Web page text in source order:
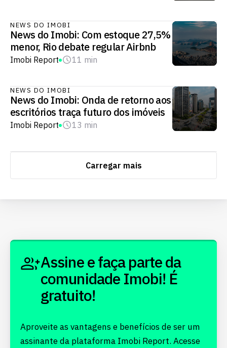
NEWS DO IMOBI
News do Imobi: Com estoque 27,5%
menor, Rio debate regular Airbnb
Imobi Report 11 min
NEWS DO IMOBI
News do Imobi: Onda de retorno aos
escritórios traça futuro dos imóveis
Imobi Report 13 min
Carregar mais
Assine e faça parte da
comunidade Imobi! É
gratuito!
Aproveite as vantagens e benefícios de ser um
assinante da plataforma Imobi Report. Acesse